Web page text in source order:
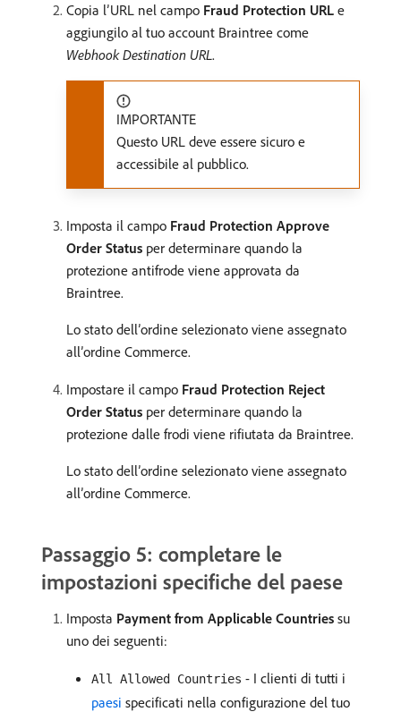
Copia l’URL nel campo Fraud Protection URL e
aggiungilo al tuo account Braintree come
Webhook Destination URL.
IMPORTANTE
Questo URL deve essere sicuro e
accessibile al pubblico.
Imposta il campo Fraud Protection Approve
Order Status per determinare quando la
protezione antifrode viene approvata da
Braintree.
Lo stato dell’ordine selezionato viene assegnato
all’ordine Commerce.
Impostare il campo Fraud Protection Reject
Order Status per determinare quando la
protezione dalle frodi viene rifiutata da Braintree.
Lo stato dell’ordine selezionato viene assegnato
all’ordine Commerce.
Passaggio 5: completare le
impostazioni specifiche del paese
Imposta Payment from Applicable Countries su
uno dei seguenti:
All Allowed Countries - I clienti di tutti i
paesi specificati nella configurazione del tuo